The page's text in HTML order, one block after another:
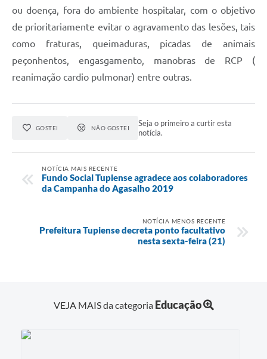
ou doença, fora do ambiente hospitalar, com o objetivo
de prioritariamente evitar o agravamento das lesões, tais
como fraturas, queimaduras, picadas de animais
peçonhentos, engasgamento, manobras de RCP (
reanimação cardio pulmonar) entre outras.
GOSTEI NÃO GOSTEI
Seja o primeiro a curtir esta
notícia.
NOTÍCIA MAIS RECENTE
Fundo Social Tupiense agradece aos colaboradores
da Campanha do Agasalho 2019
NOTÍCIA MENOS RECENTE
Prefeitura Tupiense decreta ponto facultativo
nesta sexta-feira (21)
VEJA MAIS da categoria Educação